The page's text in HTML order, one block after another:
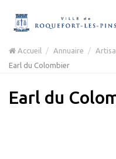
Accueil Annuaire
Earl du Colombier
Earl du